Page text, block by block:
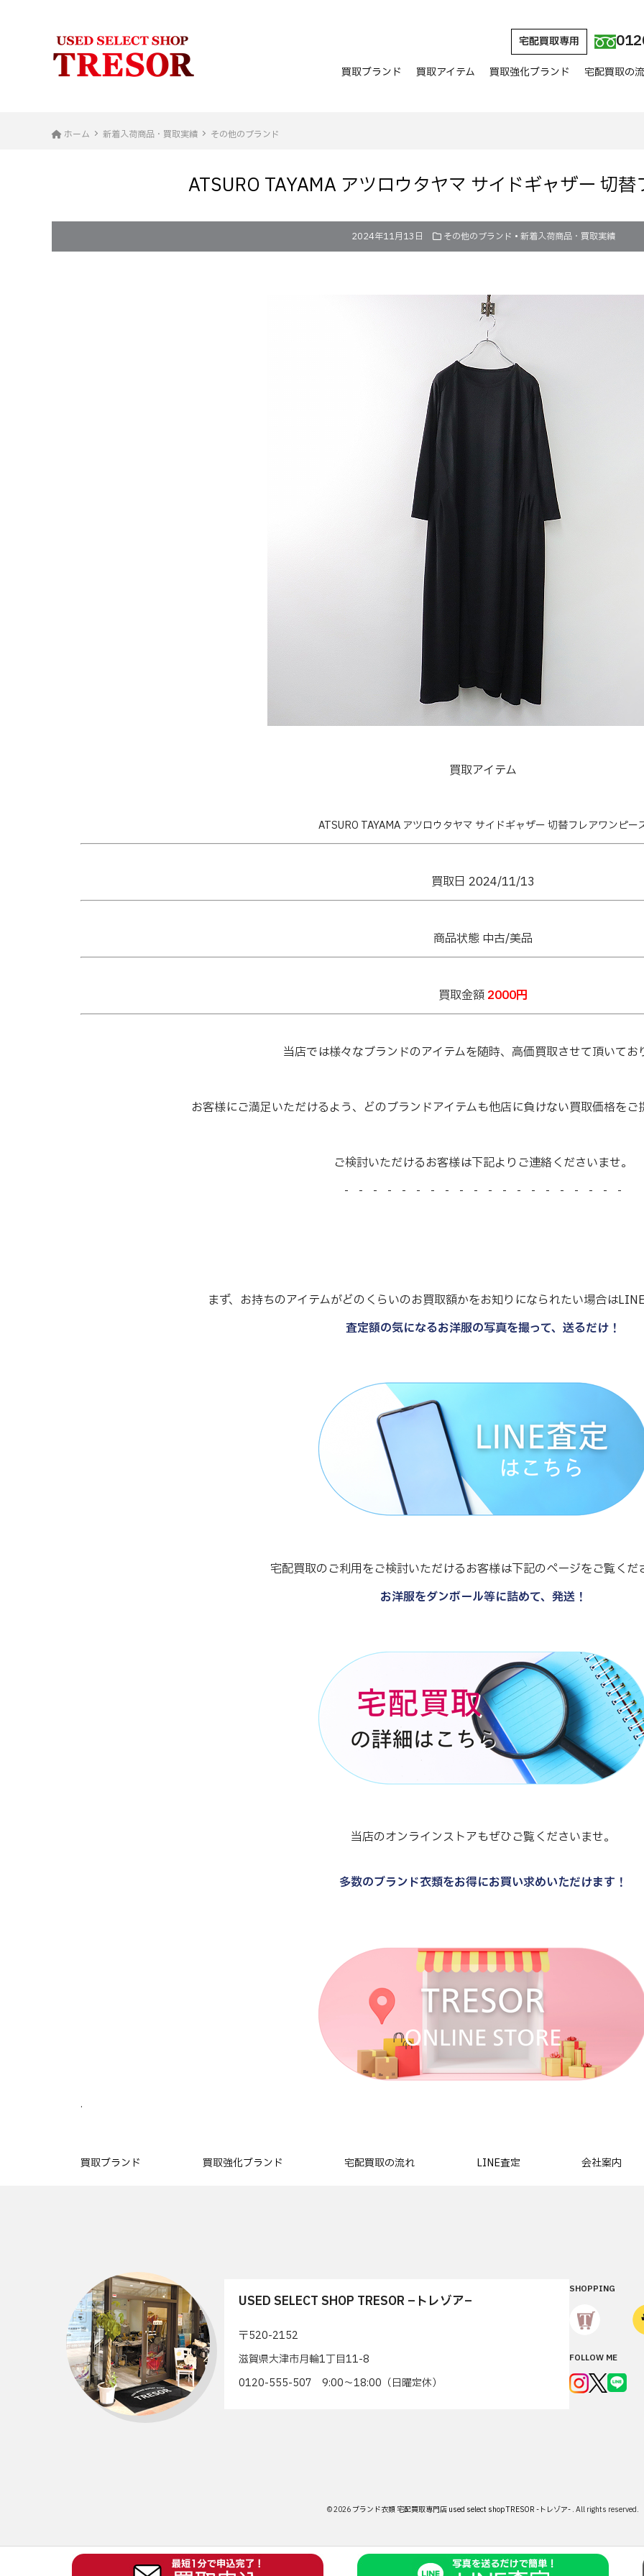
宅配買取専用
買取ブランド 買取アイテム 買取強化ブランド 宅配買取の
ホーム 新着入荷商品・買取実績 その他のブランド
ATSURO TAYAMA アツロウタヤマ サイドギャザー 切
2024年11月13日 その他のブランド • 新着入荷商品・買取実績
買取アイテム
ATSURO TAYAMA アツロウタヤマ サイドギャザー 切替フレアワンピー
買取日 2024/11/13
商品状態 中古/美品
買取金額 2000円
当店では様々なブランドのアイテムを随時、高価買取させて頂いてお
お客様にご満足いただけるよう、どのブランドアイテムも他店に負けない買取価格をご
ご検討いただけるお客様は下記よりご連絡くださいませ。
- - - - - - - - - - - - - - - - - - - -
まず、お持ちのアイテムがどのくらいのお買取額かをお知りになられたい場合は
査定額の気になるお洋服の写真を撮って、送るだけ！
宅配買取のご利用をご検討いただけるお客様は下記のページをご覧くだ
お洋服をダンボール等に詰めて、発送！
当店のオンラインストアもぜひご覧くださいませ。
多数のブランド衣類をお得にお買い求めいただけます！
.
買取ブランド 買取強化ブランド 宅配買取の流れ LINE査定 会社案内
USED SELECT SHOP TRESOR –トレゾア–
〒520-2152
滋賀県大津市月輪1丁目11-8
0120-555-507 9:00〜18:00（日曜定休）
SHOPPING
FOLLOW ME
© 2026 ブランド衣類 宅配買取専門店 used select shop TRESOR -トレゾア- . All rights reserved.